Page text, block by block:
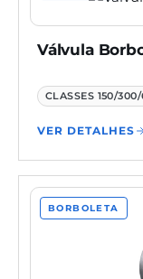
Válvula
CLASSES 150/
VER DETALHES
BORBOLETA